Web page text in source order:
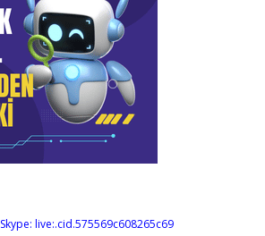
Skype: live:.cid.575569c608265c69